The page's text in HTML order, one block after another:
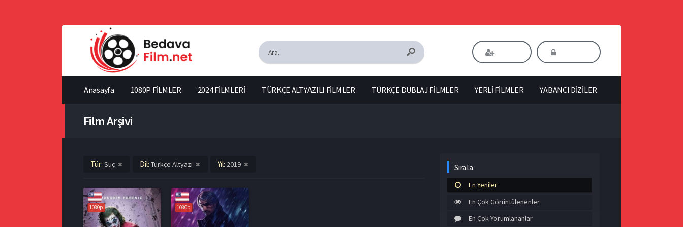
Anasayfa 1080P FİLMLER 2024 FİLMLERİ TÜRKÇE ALTYAZILI FİLMLER TÜRKÇE DUBLAJ FİLMLER YERLİ FİLMLER YABANCI DİZİLER
Film Arşivi
Tür: Suç Dil: Türkçe Altyazı Yıl: 2019
1080p 1080p
Sırala
En Yeniler
En Çok Görüntülenenler
En Çok Yorumlananlar